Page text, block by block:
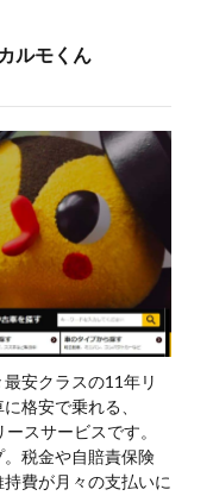
ルモくん
安クラスの11年リ
格安で乗れる、
スサービスです。
税金や自賠責保険
費が月々の支払いに